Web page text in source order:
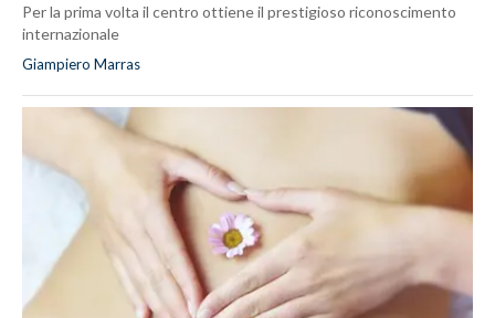
Per la prima volta il centro ottiene il prestigioso riconoscimento
internazionale
Giampiero Marras